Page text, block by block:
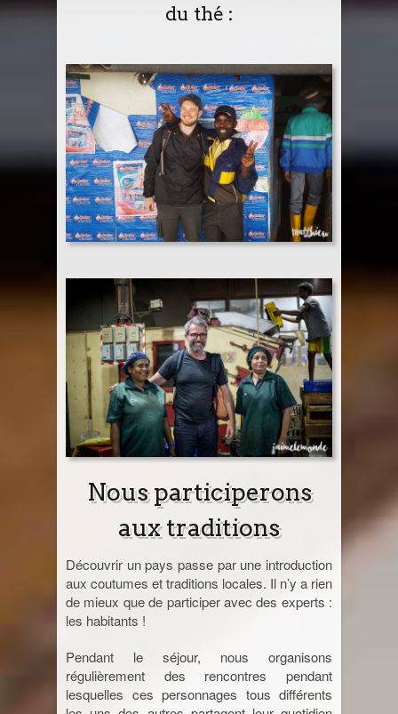
du thé :
Nous participerons
aux traditions
Découvrir un pays passe par une introduction
aux coutumes et traditions locales. Il n’y a rien
de mieux que de participer avec des experts :
les habitants !
Pendant le séjour, nous organisons
régulièrement des rencontres pendant
lesquelles ces personnages tous différents